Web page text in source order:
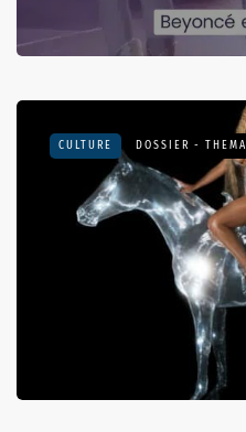
CULTURE DOSSIER - THEMA